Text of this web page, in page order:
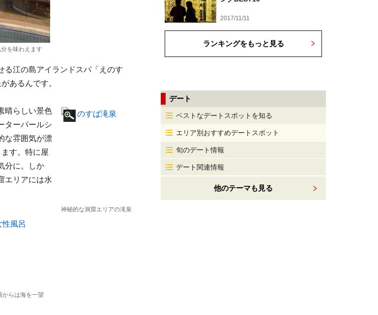
を味わえます
る江の島アイランドスパ「えのす
あるんです。
神秘的な洞窟エリアの滝泉
晴らしい景色
ターパールシ
な雰囲気が漂
す。特に屋
分に。しか
エリアには水
からは海を一望
2017/11/11
ランキングをもっと見る
デート
ベストなデートスポットを知る
エリア別おすすめデートスポット
旬のデート情報
デート関連情報
他のテーマも見る